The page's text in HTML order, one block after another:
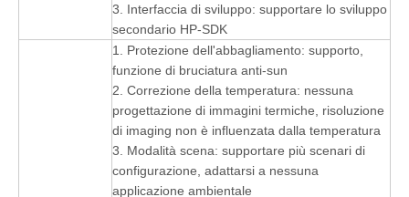
3. Interfaccia di sviluppo: supportare lo sviluppo
secondario HP-SDK
1. Protezione dell'abbagliamento: supporto,
funzione di bruciatura anti-sun
2. Correzione della temperatura: nessuna
progettazione di immagini termiche, risoluzione
di imaging non è influenzata dalla temperatura
3. Modalità scena: supportare più scenari di
configurazione, adattarsi a nessuna
applicazione ambientale